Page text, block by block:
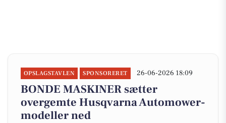
OPSLAGSTAVLEN SPONSORERET 26-06-2026 18:09
BONDE MASKINER sætter
overgemte Husqvarna Automower-
modeller ned